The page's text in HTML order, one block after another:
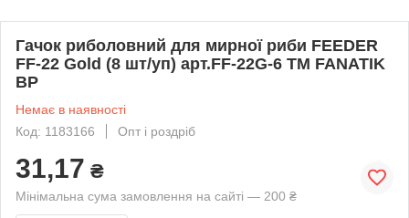
Гачок риболовний для мирної риби FEEDER
FF-22 Gold (8 шт/уп) арт.FF-22G-6 ТМ FANATIK
BP
Немає в наявності
Код: 1183166
Опт і роздріб
31,17 ₴
Мінімальна сума замовлення на сайті — 200 ₴